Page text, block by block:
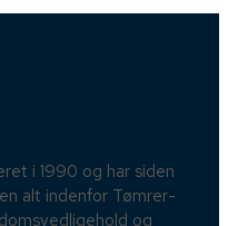
i 1990 og har siden
alt indenfor Tømrer-
og